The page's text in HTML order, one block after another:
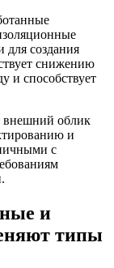
для создания
снижению
и способствует
внешний облик
и
с
и
типы